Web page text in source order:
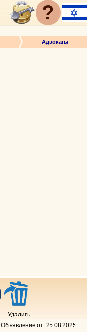
?
Адвокаты
Удалить
Объявление от: 25.08.2025.